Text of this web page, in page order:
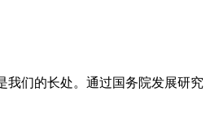
我们的长处。通过国务院发展研究